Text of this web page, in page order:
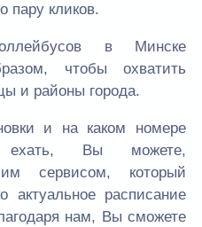
пару кликов.
в Минске
чтобы охватить
и районы города.
и на каком номере
ехать, Вы можете,
сервисом, который
актуальное расписание
нам, Вы сможете